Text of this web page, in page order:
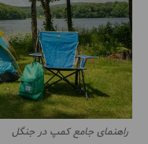
راهنمای جامع کمپ در جنگل